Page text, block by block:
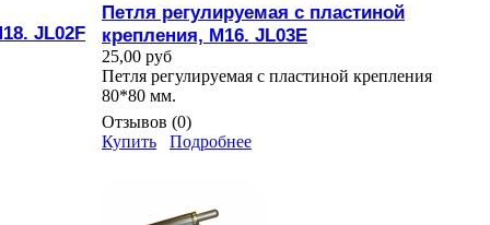
JL02F
Петля регулируемая с пластиной
крепления, М16. JL03E
25,00 руб
Петля регулируемая с пластиной крепления
80*80 мм.
Отзывов (0)
Купить
Подробнее